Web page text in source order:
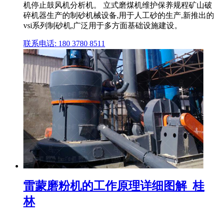
机停止鼓风机分析机。 立式磨煤机维护保养规程矿山破
碎机器生产的制砂机械设备,用于人工砂的生产,新推出的
vsi系列制砂机,广泛用于多方面基础设施建设。
联系电话: 180 3780 8511
雷蒙磨粉机的工作原理详细图解_桂
林